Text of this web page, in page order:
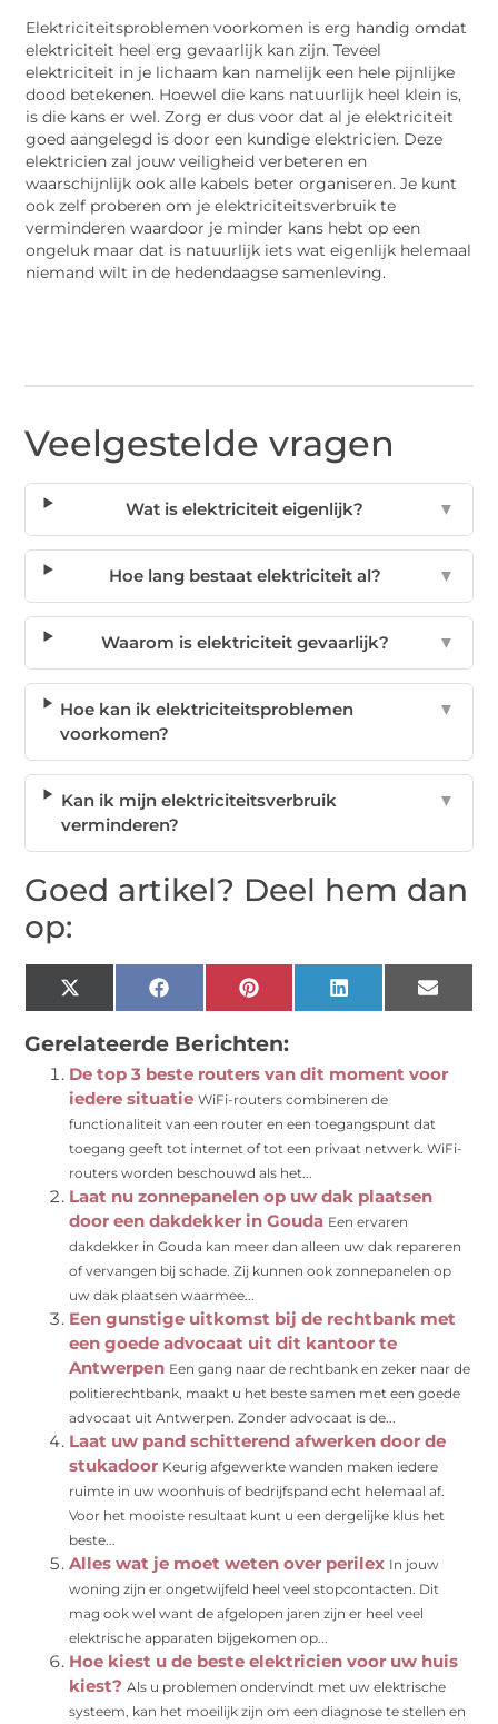
Elektriciteitsproblemen voorkomen is erg handig omdat
elektriciteit heel erg gevaarlijk kan zijn. Teveel
elektriciteit in je lichaam kan namelijk een hele pijnlijke
dood betekenen. Hoewel die kans natuurlijk heel klein is,
is die kans er wel. Zorg er dus voor dat al je elektriciteit
goed aangelegd is door een kundige elektricien. Deze
elektricien zal jouw veiligheid verbeteren en
waarschijnlijk ook alle kabels beter organiseren. Je kunt
ook zelf proberen om je elektriciteitsverbruik te
verminderen waardoor je minder kans hebt op een
ongeluk maar dat is natuurlijk iets wat eigenlijk helemaal
niemand wilt in de hedendaagse samenleving.
Veelgestelde vragen
Wat is elektriciteit eigenlijk? ▼
Hoe lang bestaat elektriciteit al? ▼
Waarom is elektriciteit gevaarlijk? ▼
Hoe kan ik elektriciteitsproblemen
voorkomen?
▼
Kan ik mijn elektriciteitsverbruik
verminderen?
▼
Goed artikel? Deel hem dan
op:
X
(Twitter)
Facebook Pinterest LinkedIn Email
Gerelateerde Berichten:
De top 3 beste routers van dit moment voor
iedere situatie WiFi-routers combineren de
functionaliteit van een router en een toegangspunt dat
toegang geeft tot internet of tot een privaat netwerk. WiFi-
routers worden beschouwd als het...
Laat nu zonnepanelen op uw dak plaatsen
door een dakdekker in Gouda Een ervaren
dakdekker in Gouda kan meer dan alleen uw dak repareren
of vervangen bij schade. Zij kunnen ook zonnepanelen op
uw dak plaatsen waarmee...
Een gunstige uitkomst bij de rechtbank met
een goede advocaat uit dit kantoor te
Antwerpen Een gang naar de rechtbank en zeker naar de
politierechtbank, maakt u het beste samen met een goede
advocaat uit Antwerpen. Zonder advocaat is de...
Laat uw pand schitterend afwerken door de
stukadoor Keurig afgewerkte wanden maken iedere
ruimte in uw woonhuis of bedrijfspand echt helemaal af.
Voor het mooiste resultaat kunt u een dergelijke klus het
beste...
Alles wat je moet weten over perilex In jouw
woning zijn er ongetwijfeld heel veel stopcontacten. Dit
mag ook wel want de afgelopen jaren zijn er heel veel
elektrische apparaten bijgekomen op...
Hoe kiest u de beste elektricien voor uw huis
kiest? Als u problemen ondervindt met uw elektrische
systeem, kan het moeilijk zijn om een ​​diagnose te stellen en